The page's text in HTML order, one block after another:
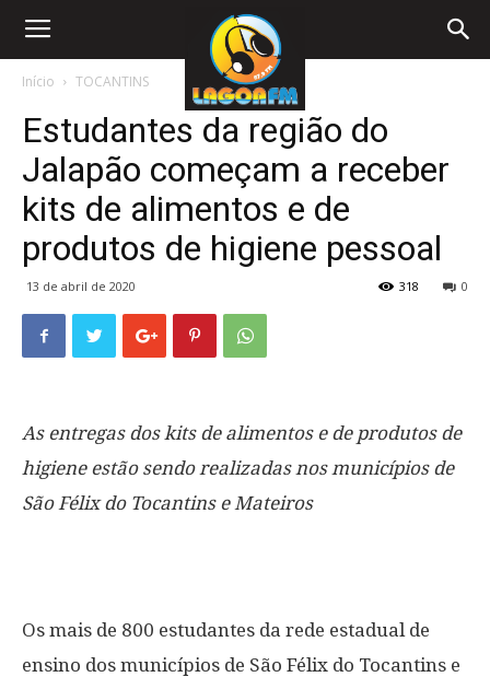
Início TOCANTINS
Estudantes da região do
Jalapão começam a receber
kits de alimentos e de
produtos de higiene pessoal
13 de abril de 2020 0
318
As entregas dos kits de alimentos e de produtos de
higiene estão sendo realizadas nos municípios de
São Félix do Tocantins e Mateiros
Os mais de 800 estudantes da rede estadual de
ensino dos municípios de São Félix do Tocantins e